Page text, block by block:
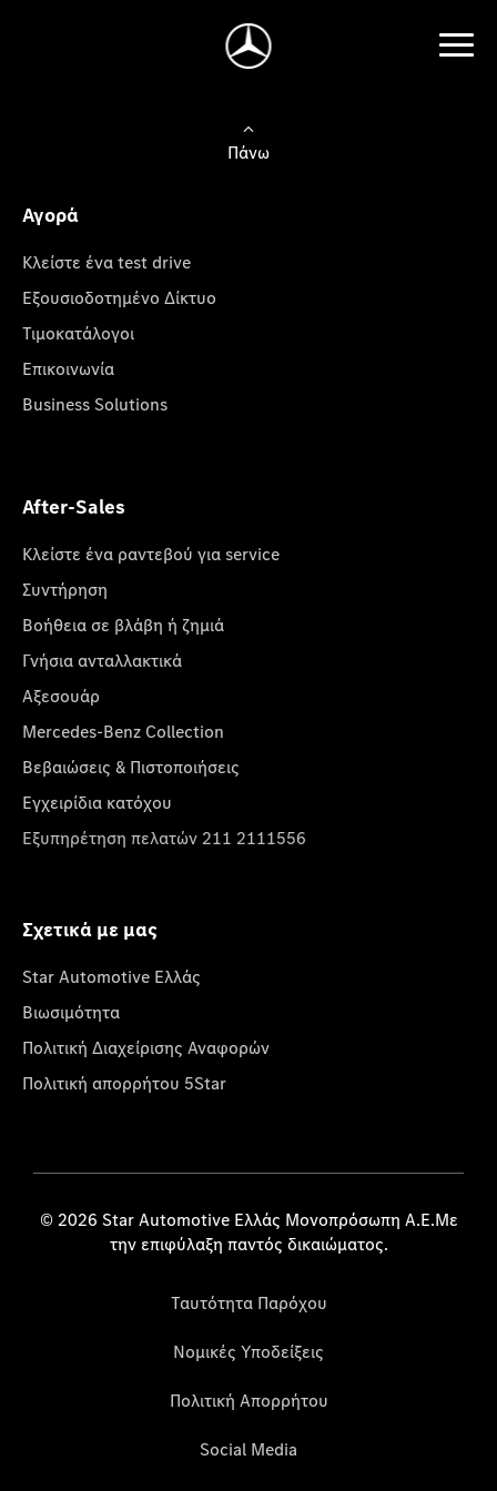
Πάνω
Αγορά
Κλείστε ένα test drive
Εξουσιοδοτημένο Δίκτυο
Τιμοκατάλογοι
Επικοινωνία
Business Solutions
After-Sales
Κλείστε ένα ραντεβού για service
Συντήρηση
Βοήθεια σε βλάβη ή ζημιά
Γνήσια ανταλλακτικά
Αξεσουάρ
Mercedes-Benz Collection
Βεβαιώσεις & Πιστοποιήσεις
Εγχειρίδια κατόχου
Εξυπηρέτηση πελατών 211 2111556
Σχετικά με μας
Star Automotive Ελλάς
Βιωσιμότητα
Πολιτική Διαχείρισης Αναφορών
Πολιτική απορρήτου 5Star
© 2026 Star Automotive Ελλάς Μονοπρόσωπη Α.Ε.Με
την επιφύλαξη παντός δικαιώματος.
Ταυτότητα Παρόχου
Νομικές Υποδείξεις
Πολιτική Απορρήτου
Social Media